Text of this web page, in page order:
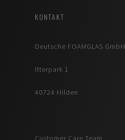
KONTAKT
Deutsche FOAMGLAS GmbH
Itterpark 1
40724 Hilden
Customer Care Team